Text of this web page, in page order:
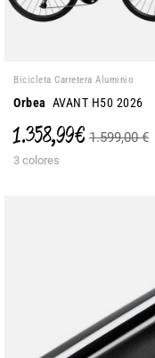
Bicicleta Carretera Aluminio
Orbea AVANT H50 2026
1.358,99 € 1.599,00 €
3 colores